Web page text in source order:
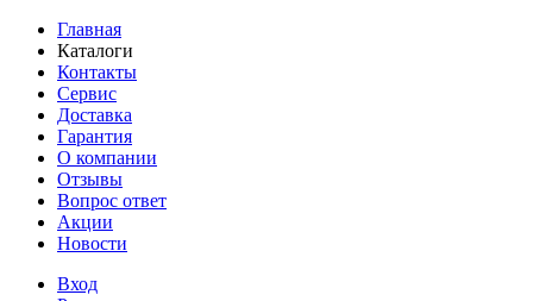
Главная
Каталоги
Контакты
Сервис
Доставка
Гарантия
О компании
Отзывы
Вопрос ответ
Акции
Новости
Вход